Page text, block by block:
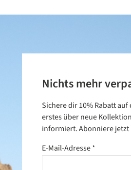
Nichts mehr
Sichere dir 10% Rabatt
erstes über neue
informiert. Abonniere
E-Mail-Adresse*